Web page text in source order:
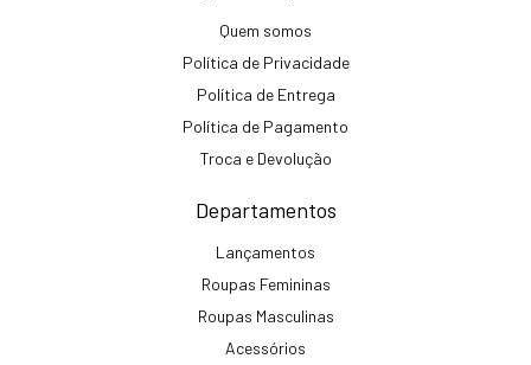
Quem somos
Política de Privacidade
Política de Entrega
Política de Pagamento
Troca e Devolução
Departamentos
Lançamentos
Roupas Femininas
Roupas Masculinas
Acessórios